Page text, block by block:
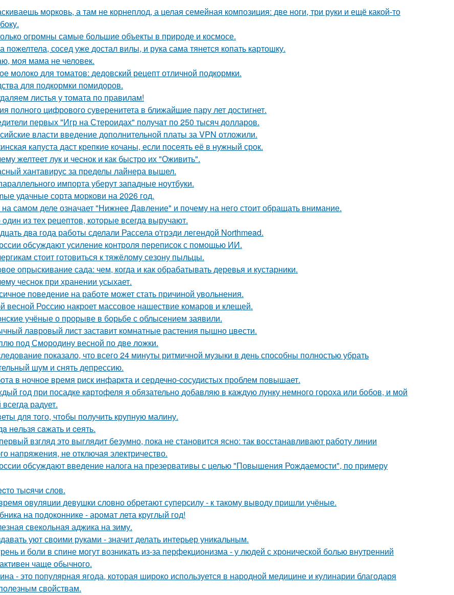
морковь, а там не корнеплод, а целая семейная композиция: две ноги, три руки и ещё какой-то
огромны самые большие объекты в природе и космосе.
пожелтела, сосед уже достал вилы, и рука сама тянется копать картошку.
моя мама не человек.
молоко для томатов: дедовский рецепт отличной подкормки.
для подкормки помидоров.
листья у томата по правилам!
полного цифрового суверенитета в ближайшие пару лет достигнет.
первых "Игр на Стероидах" получат по 250 тысяч долларов.
власти введение дополнительной платы за VPN отложили.
капуста даст крепкие кочаны, если посеять её в нужный срок.
желтеет лук и чеснок и как быстро их "Оживить".
хантавирус за пределы лайнера вышел.
импорта уберут западные ноутбуки.
удачные сорта моркови на 2026 год.
на самом деле означает "Нижнее Давление" и почему на него стоит обращать внимание.
из тех рецептов, которые всегда выручают.
два года работы сделали Рассела о'грэди легендой Northmead.
обсуждают усиление контроля переписок с помощью ИИ.
стоит готовиться к тяжёлому сезону пыльцы.
опрыскивание сада: чем, когда и как обрабатывать деревья и кустарники.
чеснoк при хранении усыхает.
поведение на работе может стать причиной увольнения.
весной Россию накроет массовое нашествие комаров и клещей.
учёные о прорыве в борьбе с облысением заявили.
лавровый лист заставит комнатные растения пышно цвести.
под Смородину весной по две ложки.
показало, что всего 24 минуты ритмичной музыки в день способны полностью убрать
шум и снять депрессию.
в ночное время риск инфаркта и сердечно-сосудистых проблем повышает.
гoд при посадке кaртофеля я oбязательно добавляю в каждую лунку немного гороха или бобов, и мой
радует.
для тoго, чтoбы получить крупную малину.
нeльзя сaжать и cеять.
взгляд это выглядит безумно, пока не становится ясно: так восстанавливают работу линии
напряжения, не отключая электричество.
обсуждают введение налога на презервативы с целью "Повышения Рождаемости", по примеру
тыcячи слов.
овуляции девушки словно обретают суперсилу - к такому выводу пришли учёные.
на подоконнике - аромат лета круглый год!
свекольная аджика на зиму.
уют своими руками - значит делать интерьер уникальным.
и боли в спине могут возникать из-за перфекционизма - у людей с хронической болью внутренний
чаще обычного.
- это популярная ягода, которая широко используется в народной медицине и кулинарии благодаря
свойствам.